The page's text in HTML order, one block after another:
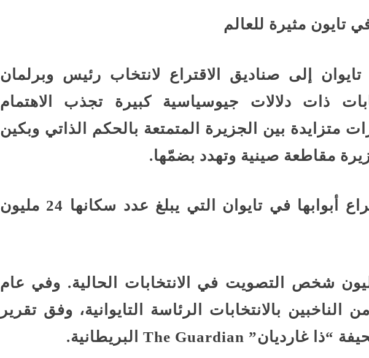
تايون مثيرة للعالم
إلى صناديق الاقتراع لانتخاب رئيس وبرلمان
ذات دلالات جيوسياسية كبيرة تجذب الاهتمام
متزايدة بين الجزيرة المتمتعة بالحكم الذاتي وبكين
مقاطعة صينية وتهدد بضمّها.
وفتحت مراكز الاقتراع أبوابها في تايوان التي يبلغ عدد سكانها 24 مليون
لنحو 19.5 مليون شخص التصويت في الانتخابات الحالية. وفي عام
شارك 75% من الناخبين بالانتخابات الرئاسة التايوانية، وفق تقرير